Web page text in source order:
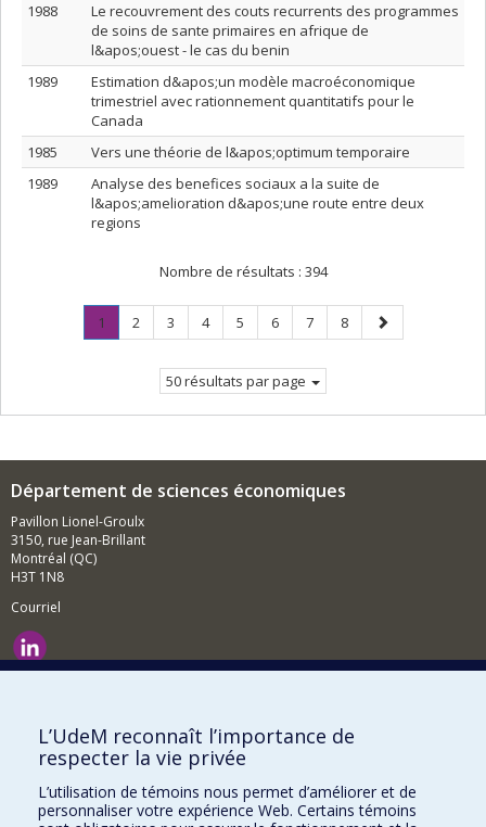
1988
Le recouvrement des couts recurrents des programmes
de soins de sante primaires en afrique de
l&apos;ouest - le cas du benin
1989
Estimation d&apos;un modèle macroéconomique
trimestriel avec rationnement quantitatifs pour le
Canada
1985
Vers une théorie de l&apos;optimum temporaire
1989
Analyse des benefices sociaux a la suite de
l&apos;amelioration d&apos;une route entre deux
regions
Nombre de résultats : 394
Page
1
Page
Page
2 Page
3 Page
4 Page
5 Page
6 Page
7 Page
8
Page
suivante
50 résultats par page
Département de sciences économiques
Pavillon Lionel-Groulx
3150, rue Jean-Brillant
Montréal (QC)
H3T 1N8
Courriel
Comment soutenir le Département?
BESOIN D'AIDE?
Plan du site
L’UdeM reconnaît l’importance de
respecter la vie privée
L’utilisation de témoins nous permet d’améliorer et de
personnaliser votre expérience Web. Certains témoins